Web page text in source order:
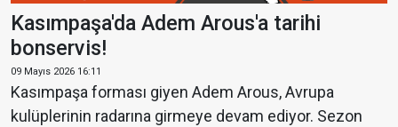
Kasımpaşa'da Adem Arous'a tarihi
bonservis!
09 Mayıs 2026 16:11
Kasımpaşa forması giyen Adem Arous, Avrupa
kulüplerinin radarına girmeye devam ediyor. Sezon